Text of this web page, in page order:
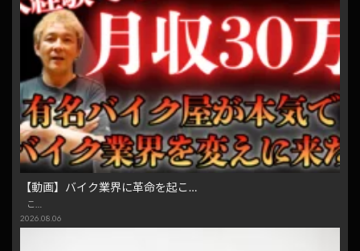
【動画】バイク業界に革命を起こ…
こ…
2026.08.06